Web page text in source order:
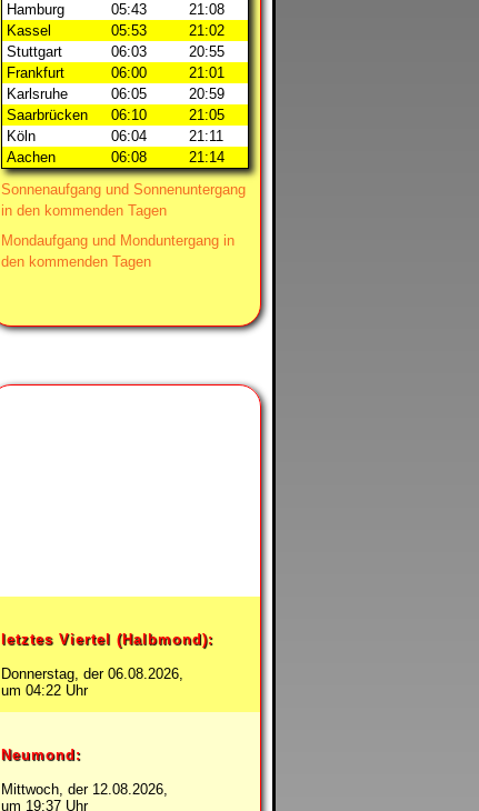
Hamburg
05:43
21:08
Kassel
05:53
21:02
Stuttgart
06:03
20:55
Frankfurt
06:00
21:01
Karlsruhe
06:05
20:59
Saarbrücken
06:10
21:05
Köln
06:04
21:11
Aachen
06:08
21:14
Sonnenaufgang und Sonnenuntergang
in den kommenden Tagen
Mondaufgang und Monduntergang in
den kommenden Tagen
letztes Viertel (Halbmond):
Donnerstag, der 06.08.2026,
um 04:22 Uhr
Neumond:
Mittwoch, der 12.08.2026,
um 19:37 Uhr